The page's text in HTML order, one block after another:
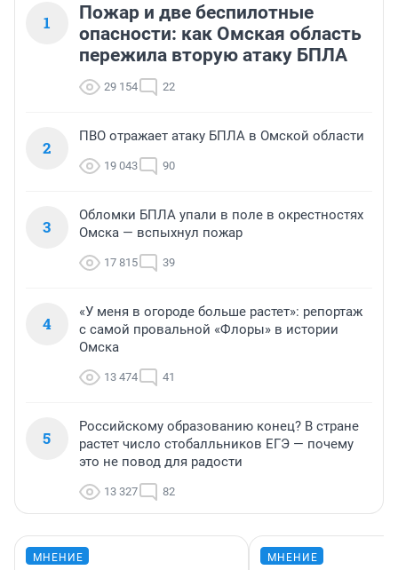
1
Пожар и две беспилотные
опасности: как Омская область
пережила вторую атаку БПЛА
29 154 22
2
ПВО отражает атаку БПЛА в Омской области
19 043 90
3
Обломки БПЛА упали в поле в окрестностях
Омска — вспыхнул пожар
17 815 39
4
«У меня в огороде больше растет»: репортаж
с самой провальной «Флоры» в истории
Омска
13 474 41
5
Российскому образованию конец? В стране
растет число стобалльников ЕГЭ — почему
это не повод для радости
13 327 82
МНЕНИЕ МНЕНИЕ